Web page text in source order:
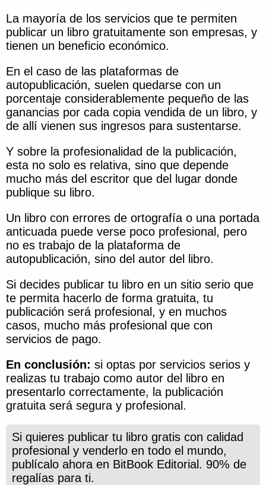
La mayoría de los servicios que te permiten
publicar un libro gratuitamente son empresas, y
tienen un beneficio económico.
En el caso de las plataformas de
autopublicación, suelen quedarse con un
porcentaje considerablemente pequeño de las
ganancias por cada copia vendida de un libro, y
de allí vienen sus ingresos para sustentarse.
Y sobre la profesionalidad de la publicación,
esta no solo es relativa, sino que depende
mucho más del escritor que del lugar donde
publique su libro.
Un libro con errores de ortografía o una portada
anticuada puede verse poco profesional, pero
no es trabajo de la plataforma de
autopublicación, sino del autor del libro.
Si decides publicar tu libro en un sitio serio que
te permita hacerlo de forma gratuita, tu
publicación será profesional, y en muchos
casos, mucho más profesional que con
servicios de pago.
En conclusión: si optas por servicios serios y
realizas tu trabajo como autor del libro en
presentarlo correctamente, la publicación
gratuita será segura y profesional.
Si quieres publicar tu libro gratis con calidad
profesional y venderlo en todo el mundo,
publícalo ahora en BitBook Editorial. 90% de
regalías para ti.